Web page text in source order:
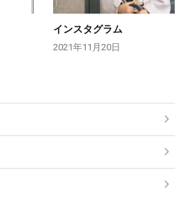
インスタグラム
2021年11月20日